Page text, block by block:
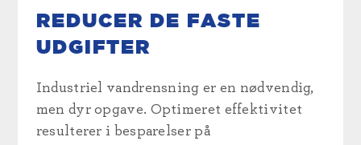
REDUCER DE FASTE
UDGIFTER
Industriel vandrensning er en nødvendig,
men dyr opgave. Optimeret effektivitet
resulterer i besparelser på